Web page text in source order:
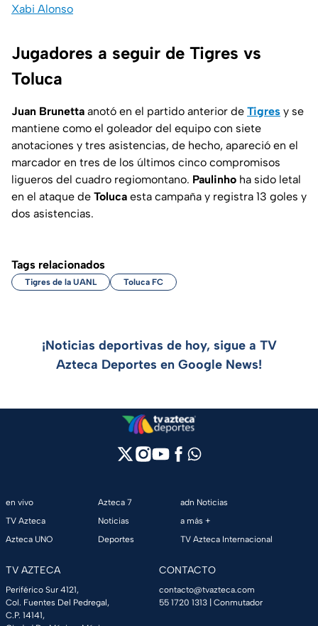
Xabi Alonso
Jugadores a seguir de Tigres vs
Toluca
Juan Brunetta anotó en el partido anterior de Tigres y se
mantiene como el goleador del equipo con siete
anotaciones y tres asistencias, de hecho, apareció en el
marcador en tres de los últimos cinco compromisos
ligueros del cuadro regiomontano. Paulinho ha sido letal
en el ataque de Toluca esta campaña y registra 13 goles y
dos asistencias.
Tags relacionados
Tigres de la UANL Toluca FC
¡Noticias deportivas de hoy, sigue a TV
Azteca Deportes en Google News!
en vivo
TV Azteca
Azteca UNO
Azteca 7
Noticias
Deportes
adn Noticias
a más +
TV Azteca Internacional
TV AZTECA
Periférico Sur 4121,
Col. Fuentes Del Pedregal,
C.P. 14141,
CONTACTO
contacto@tvazteca.com
55 1720 1313 | Conmutador